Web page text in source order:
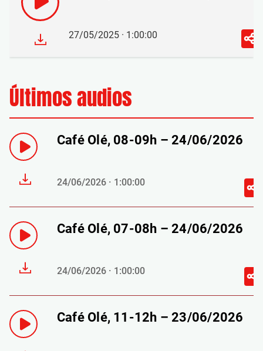
27/05/2025 · 1:00:00
Últimos audios
Café Olé, 08-09h – 24/06/2026
24/06/2026 · 1:00:00
Café Olé, 07-08h – 24/06/2026
24/06/2026 · 1:00:00
Café Olé, 11-12h – 23/06/2026